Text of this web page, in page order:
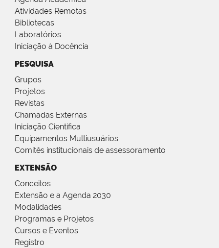
Atividades Remotas
Bibliotecas
Laboratórios
Iniciação à Docência
PESQUISA
Grupos
Projetos
Revistas
Chamadas Externas
Iniciação Científica
Equipamentos Multiusuários
Comitês institucionais de assessoramento
EXTENSÃO
Conceitos
Extensão e a Agenda 2030
Modalidades
Programas e Projetos
Cursos e Eventos
Registro